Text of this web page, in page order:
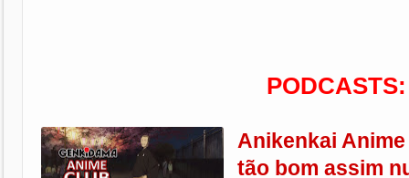
PODCASTS:
Anikenkai
tão bom assim